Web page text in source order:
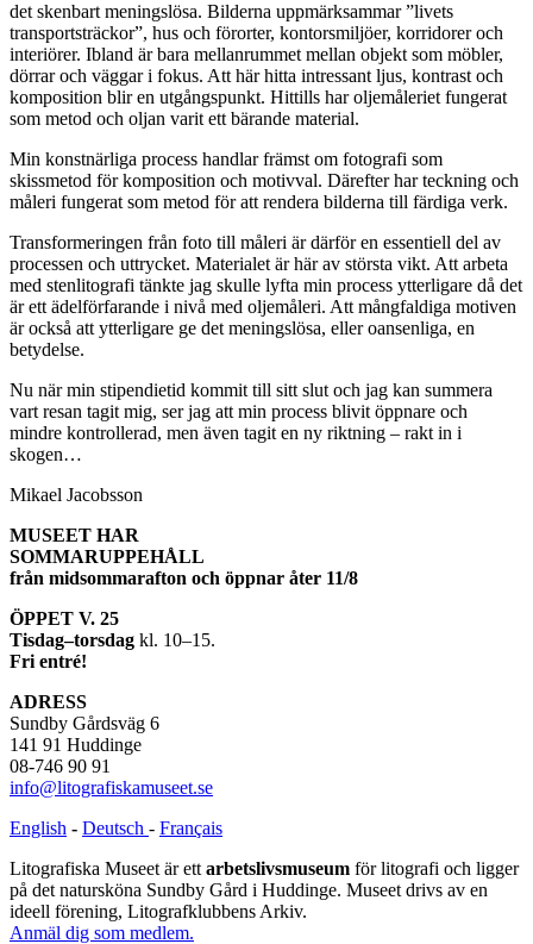
det skenbart meningslösa. Bilderna uppmärksammar ”livets
transportsträckor”, hus och förorter, kontorsmiljöer, korridorer och
interiörer. Ibland är bara mellanrummet mellan objekt som möbler,
dörrar och väggar i fokus. Att här hitta intressant ljus, kontrast och
komposition blir en utgångspunkt. Hittills har oljemåleriet fungerat
som metod och oljan varit ett bärande material.
Min konstnärliga process handlar främst om fotografi som
skissmetod för komposition och motivval. Därefter har teckning och
måleri fungerat som metod för att rendera bilderna till färdiga verk.
Transformeringen från foto till måleri är därför en essentiell del av
processen och uttrycket. Materialet är här av största vikt. Att arbeta
med stenlitografi tänkte jag skulle lyfta min process ytterligare då det
är ett ädelförfarande i nivå med oljemåleri. Att mångfaldiga motiven
är också att ytterligare ge det meningslösa, eller oansenliga, en
betydelse.
Nu när min stipendietid kommit till sitt slut och jag kan summera
vart resan tagit mig, ser jag att min process blivit öppnare och
mindre kontrollerad, men även tagit en ny riktning – rakt in i
skogen…
Mikael Jacobsson
MUSEET HAR
SOMMARUPPEHÅLL
från midsommarafton och öppnar åter 11/8
ÖPPET V. 25
Tisdag–torsdag kl. 10–15.
Fri entré!
ADRESS
Sundby Gårdsväg 6
141 91 Huddinge
08-746 90 91
info@litografiskamuseet.se
English - Deutsch - Français
Litografiska Museet är ett arbetslivsmuseum för litografi och ligger
på det natursköna Sundby Gård i Huddinge. Museet drivs av en
ideell förening, Litografklubbens Arkiv.
Anmäl dig som medlem.